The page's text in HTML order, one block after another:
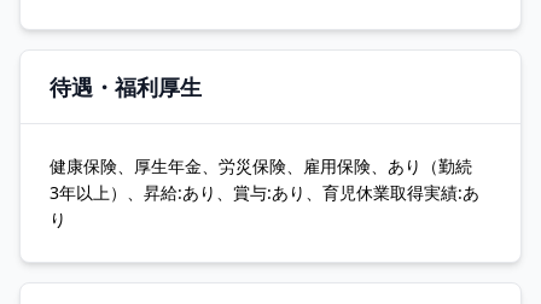
待遇・福利厚生
健康保険、厚生年金、労災保険、雇用保険、あり（勤続
3年以上）、昇給:あり、賞与:あり、育児休業取得実績:あ
り